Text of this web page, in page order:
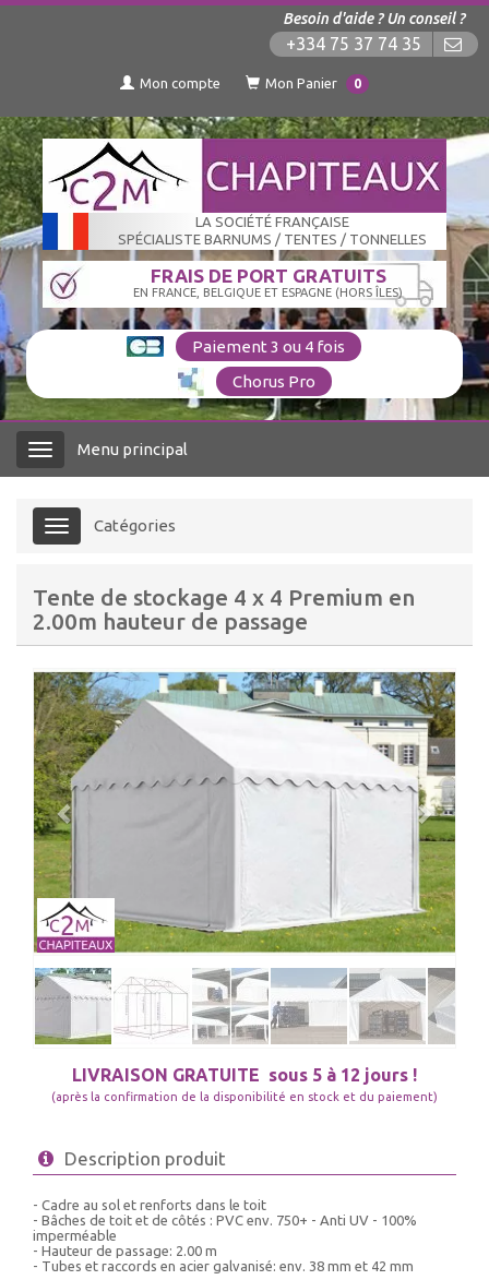
Besoin d'aide ? Un conseil ?
+334 75 37 74 35
Mon compte Mon Panier 0
LA SOCIÉTÉ FRANÇAISE
SPÉCIALISTE BARNUMS / TENTES / TONNELLES
FRAIS DE PORT GRATUITS
EN FRANCE, BELGIQUE ET ESPAGNE (HORS ÎLES)
Paiement 3 ou 4 fois
Chorus Pro
Menu Menu principal
Menu Catégories
Tente de stockage 4 x 4 Premium en
2.00m hauteur de passage
LIVRAISON GRATUITE sous 5 à 12 jours !
(après la confirmation de la disponibilité en stock et du paiement)
Description produit
- Cadre au sol et renforts dans le toit
- Bâches de toit et de côtés : PVC env. 750+ - Anti UV - 100%
imperméable
- Hauteur de passage: 2.00 m
- Tubes et raccords en acier galvanisé: env. 38 mm et 42 mm